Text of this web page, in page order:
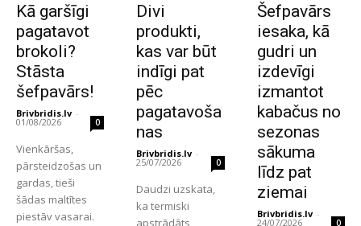
Kā garšīgi
pagatavot
brokoli?
Stāsta
šefpavārs!
Brivbridis.lv -
01/08/2026 0
Vienkāršas,
pārsteidzošas un
gardas, tieši
šādas maltītes
piestāv vasarai.
Divi
produkti,
kas var būt
indīgi pat
pēc
pagatavoša
nas
Brivbridis.lv -
25/07/2026 0
Daudzi uzskata,
ka termiski
apstrādāts
Šefpavārs
iesaka, kā
gudri un
izdevīgi
izmantot
kabačus no
sezonas
sākuma
līdz pat
ziemai
Brivbridis.lv -
24/07/2026 0